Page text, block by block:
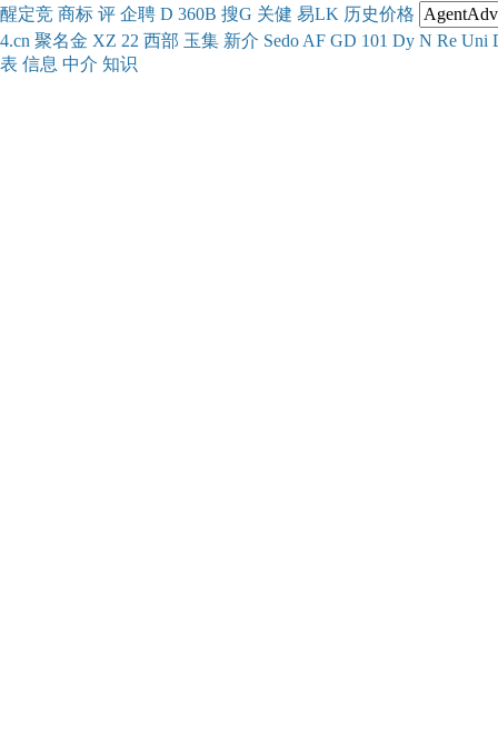
醒定竞 商标 评 企聘 D 360B 搜G 关健 易LK 历史价格
4.cn 聚名金 XZ 22 西部 玉集 新介 Sedo AF GD 101 Dy N Re Uni
表 信息 中介 知识